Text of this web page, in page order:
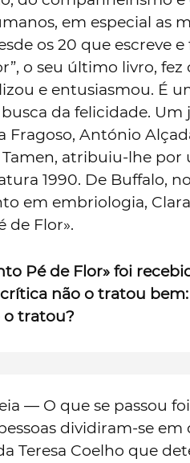
em especial as
os 20 que escreve e
o seu último livro,
e entusiasmou. É
da felicidade.
Fragoso, António
Tamen, atribuiu-lhe
1990. De Buffalo,
em embriologia,
de Flor».
Pé de Flor» foi
não o tratou
o tratou?
— O que se passou
dividiram-se em
Teresa Coelho que